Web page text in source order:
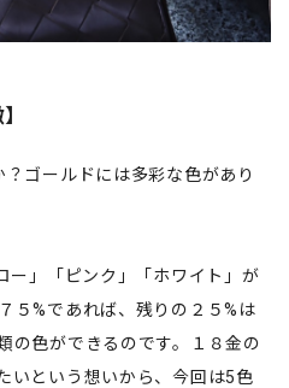
ゴールドには多彩な色があり
ー」「ピンク」「ホワイト」が
５%であれば、残りの２５%は
の色ができるのです。１８金の
いという想いから、今回は5色